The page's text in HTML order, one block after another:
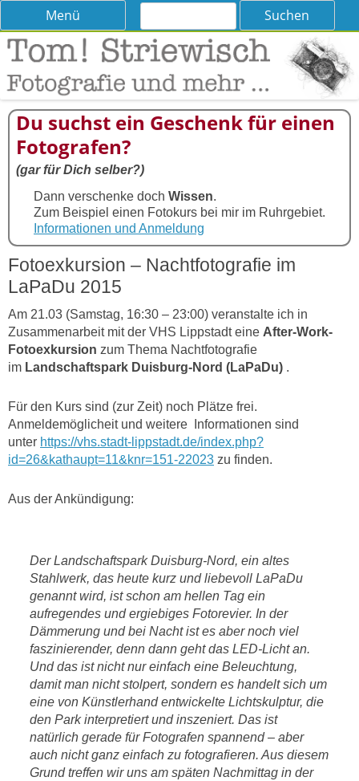
Tom! Striewisch – Fotografieren
lernen
Tipps und Tricks und Meinungen zur Fotografie
Menü
Skip
content
Suchen
Du suchst ein Geschenk für einen
Fotografen?
(gar für Dich selber?)
Dann verschenke doch Wissen.
Zum Beispiel einen Fotokurs bei mir im Ruhrgebiet.
Informationen und Anmeldung
Fotoexkursion – Nachtfotografie im
LaPaDu 2015
Am 21.03 (Samstag, 16:30 – 23:00) veranstalte ich in
Zusammenarbeit mit der VHS Lippstadt eine After-Work-
Fotoexkursion zum Thema Nachtfotografie
im Landschaftspark Duisburg-Nord (LaPaDu) .
Für den Kurs sind (zur Zeit) noch Plätze frei.
Anmeldemöglicheit und weitere Informationen sind
unter https://vhs.stadt-lippstadt.de/index.php?
id=26&kathaupt=11&knr=151-22023 zu finden.
Aus der Ankündigung:
Der Landschaftspark Duisburg-Nord, ein altes
Stahlwerk, das heute kurz und liebevoll LaPaDu
genannt wird, ist schon am hellen Tag ein
aufregendes und ergiebiges Fotorevier. In der
Dämmerung und bei Nacht ist es aber noch viel
faszinierender, denn dann geht das LED-Licht an.
Und das ist nicht nur einfach eine Beleuchtung,
damit man nicht stolpert, sondern es handelt sich um
eine von Künstlerhand entwickelte Lichtskulptur, die
den Park interpretiert und inszeniert. Das ist
natürlich gerade für Fotografen spannend – aber
auch nicht ganz einfach zu fotografieren. Aus diesem
Grund treffen wir uns am späten Nachmittag in der